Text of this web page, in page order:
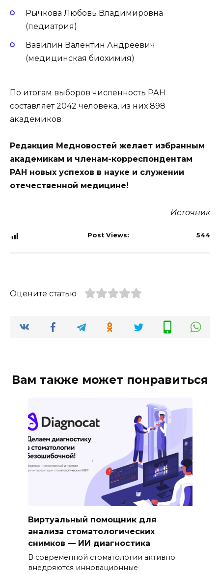
Рычкова Любовь Владимировна
(педиатрия)
Вавилин Валентин Андреевич
(медицинская биохимия)
По итогам выборов численность РАН
составляет 2042 человека, из них 898
академиков.
Редакция Медновостей желает избранным
академикам и членам-корреспондентам
РАН новых успехов в науке и служении
отечественной медицине!
Источник
Post Views: 544
Оцените статью
Вам также может понравиться
Виртуальный помощник для
анализа стоматологических
снимков — ИИ диагностика
В современной стоматологии активно
внедряются инновационные